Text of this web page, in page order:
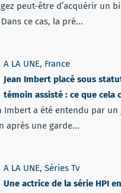
peut-être d’acquérir un
ce cas, la pré...
A LA UNE, France
Jean Imbert placé sous
témoin assisté : ce que cela
Imbert a été entendu par un
après une garde...
A LA UNE, Séries Tv
Une actrice de la série HPI en